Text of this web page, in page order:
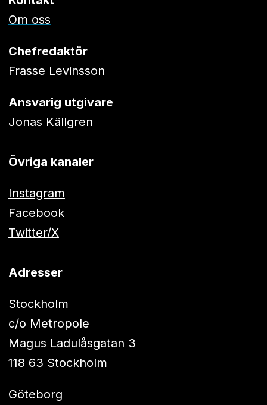
Om oss
Chefredaktör
Frasse Levinsson
Ansvarig utgivare
Jonas Källgren
Övriga kanaler
Instagram
Facebook
Twitter/X
Adresser
Stockholm
c/o Metropole
Magus Ladulåsgatan 3
118 63 Stockholm
Göteborg